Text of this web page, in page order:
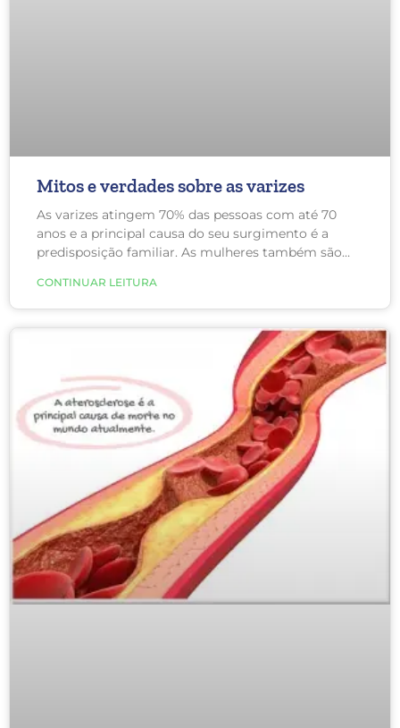
Mitos e verdades sobre as varizes
As varizes atingem 70% das pessoas com até 70
anos e a principal causa do seu surgimento é a
predisposição familiar. As mulheres também são
CONTINUAR LEITURA